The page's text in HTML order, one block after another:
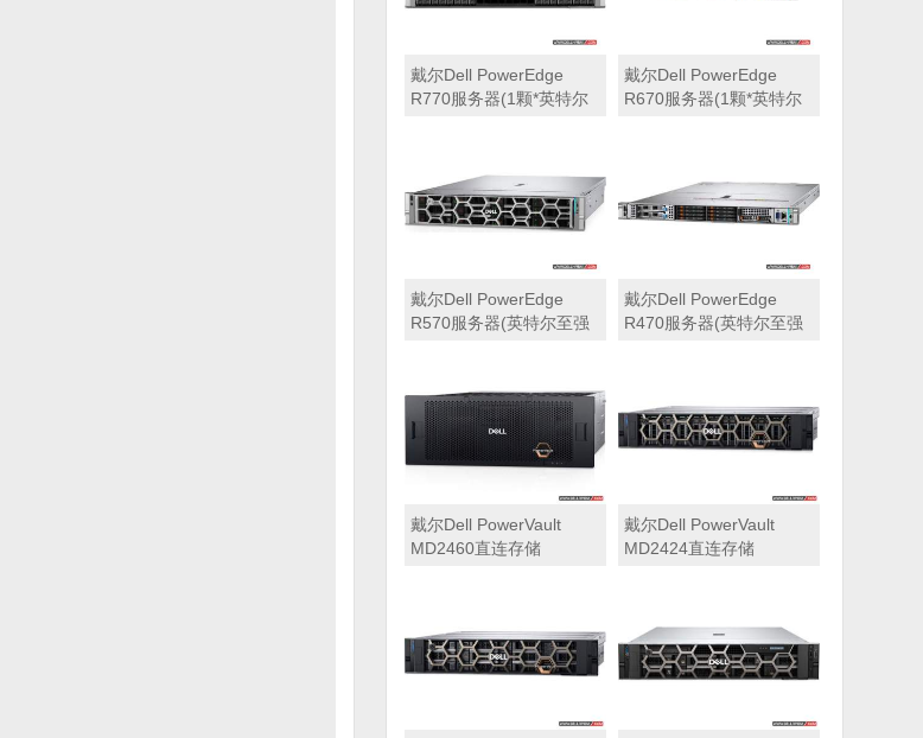
戴尔Dell PowerEdge
R770服务器(1颗*英特尔
PERC H965i阵列卡丨
800W双电源丨三年保修)
戴尔Dell PowerEdge
R670服务器(1颗*英特尔
PERC H965i阵列卡丨
800W双电源丨三年保修)
戴尔Dell PowerEdge
R570服务器(英特尔至强
SSD固态硬盘丨PERC
H965i阵列卡丨800W双电
源丨三年保修)
戴尔Dell PowerEdge
R470服务器(英特尔至强
H965i阵列卡丨800W双电
源丨三年保修)
戴尔Dell PowerVault
MD2460直连存储
戴尔Dell PowerVault
MD2424直连存储